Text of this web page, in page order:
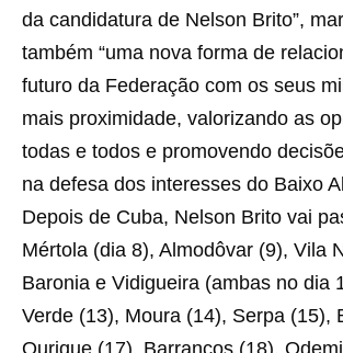
da candidatura de Nelson Brito”,
também “uma nova forma de
futuro da Federação com os seus
mais proximidade, valorizando as
todas e todos e promovendo
na defesa dos interesses do Baixo
Depois de Cuba, Nelson Brito vai
Mértola (dia 8), Almodôvar (9), Vila
Baronia e Vidigueira (ambas no dia
Verde (13), Moura (14), Serpa (15),